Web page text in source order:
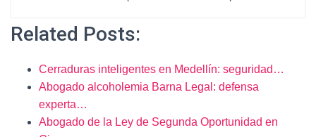
Related Posts:
Cerraduras inteligentes en Medellín: seguridad…
Abogado alcoholemia Barna Legal: defensa
experta…
Abogado de la Ley de Segunda Oportunidad en